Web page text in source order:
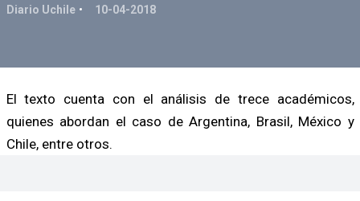
Diario Uchile 10-04-2018
El texto cuenta con el análisis de trece académicos,
quienes abordan el caso de Argentina, Brasil, México y
Chile, entre otros.